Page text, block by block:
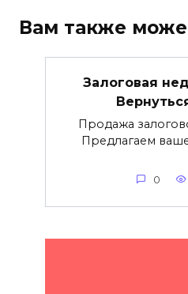
Вам также
Залоговая
Продажа
Предлагаем
0